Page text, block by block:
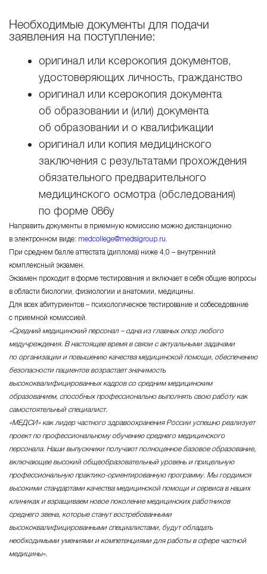
Необходимые документы для подачи
заявления на поступление:
оригинал или ксерокопия документов,
удостоверяющих личность, гражданство
оригинал или ксерокопия документа
об образовании и (или) документа
об образовании и о квалификации
оригинал или копия медицинского
заключения с результатами прохождения
обязательного предварительного
медицинского осмотра (обследования)
по форме 086у
Направить документы в приемную комиссию можно дистанционно
в электронном виде: medcollege@medsigroup.ru.
При среднем балле аттестата (диплома) ниже 4,0 – внутренний
комплексный экзамен.
Экзамен проходит в форме тестирования и включает в себя общие вопросы
в области биологии, физиологии и анатомии, медицины.
Для всех абитуриентов – психологическое тестирование и собеседование
с приемной комиссией.
«Средний медицинский персонал – одна из главных опор любого
медучреждения. В настоящее время в связи с актуальными задачами
по организации и повышению качества медицинской помощи, обеспечению
безопасности пациентов возрастает значимость
высококвалифицированных кадров со средним медицинским
образованием, способных профессионально выполнять свою работу как
самостоятельный специалист.
«МЕДСИ» как лидер частного здравоохранения России успешно реализует
проект по профессиональному обучению среднего медицинского
персонала. Наши выпускники получают полноценное базовое образование,
включающее высокий общеобразовательный уровень и прицельную
профессиональнуюпрактико-ориентированнуюпрограмму. Мы гордимся
высокими стандартами качества медицинской помощи и сервиса в наших
клиниках и взращиваем новое поколение медицинских работников
среднего звена, которые станут востребованными
высококвалифицированными специалистами, будут обладать
необходимыми умениями и компетенциями для работы в сфере частной
медицины».